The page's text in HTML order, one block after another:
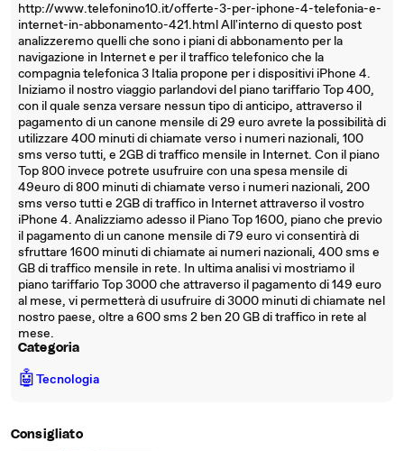
http://www.telefonino10.it/offerte-3-per-iphone-4-telefonia-e-
internet-in-abbonamento-421.html All'interno di questo post
analizzeremo quelli che sono i piani di abbonamento per la
navigazione in Internet e per il traffico telefonico che la
compagnia telefonica 3 Italia propone per i dispositivi iPhone 4.
Iniziamo il nostro viaggio parlandovi del piano tariffario Top 400,
con il quale senza versare nessun tipo di anticipo, attraverso il
pagamento di un canone mensile di 29 euro avrete la possibilità di
utilizzare 400 minuti di chiamate verso i numeri nazionali, 100
sms verso tutti, e 2GB di traffico mensile in Internet. Con il piano
Top 800 invece potrete usufruire con una spesa mensile di
49euro di 800 minuti di chiamate verso i numeri nazionali, 200
sms verso tutti e 2GB di traffico in Internet attraverso il vostro
iPhone 4. Analizziamo adesso il Piano Top 1600, piano che previo
il pagamento di un canone mensile di 79 euro vi consentirà di
sfruttare 1600 minuti di chiamate ai numeri nazionali, 400 sms e
GB di traffico mensile in rete. In ultima analisi vi mostriamo il
piano tariffario Top 3000 che attraverso il pagamento di 149 euro
al mese, vi permetterà di usufruire di 3000 minuti di chiamate nel
nostro paese, oltre a 600 sms 2 ben 20 GB di traffico in rete al
mese.
Categoria
🤖Tecnologia
Consigliato